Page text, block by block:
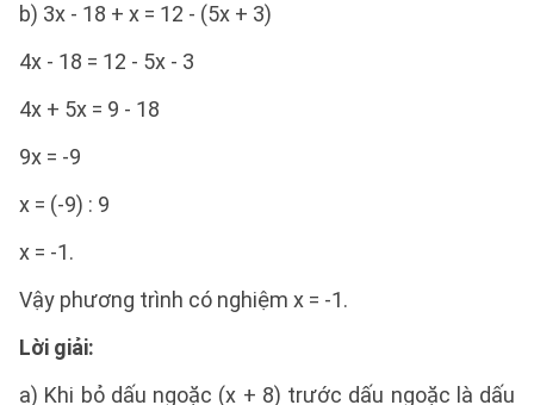
b) 3x - 18 + x = 12 - (5x + 3)
4x - 18 = 12 - 5x - 3
4x + 5x = 9 - 18
9x = -9
x = (-9) : 9
x = -1.
Vậy phương trình có nghiệm x = -1.
Lời giải:
a) Khi bỏ dấu ngoặc (x + 8) trước dấu ngoặc là dấu